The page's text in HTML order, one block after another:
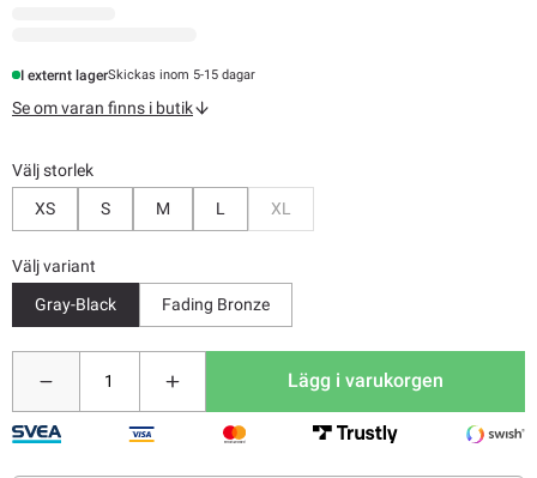
I externt lagerSkickas inom 5-15 dagar
Se om varan finns i butik
Välj storlek
XS
S M L XL
Välj variant
Gray-Black
Fading Bronze
Lägg i varukorgen